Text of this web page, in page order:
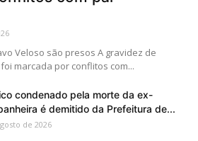
Veloso são presos A gravidez de
marcada por conflitos com...
condenado pela morte da ex-
é demitido da Prefeitura de...
de 2026